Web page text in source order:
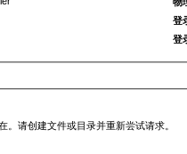
登
登
。请创建文件或目录并重新尝试请求。